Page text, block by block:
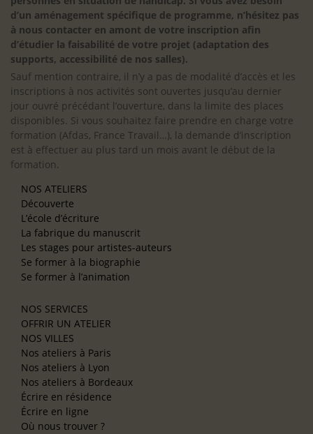
d’un aménagement spécifique de programme, n’hésitez pas
à nous contacter en amont de votre inscription afin
d’étudier la faisabilité de votre projet (adaptation des
supports, accessibilité de nos salles).
Sauf mention contraire, il n’y a pas de modalité d’accès et les
inscriptions à nos activités sont ouvertes jusqu’au dernier
jour ouvré précédant l’ouverture, dans la limite des places
disponibles. Si vous souhaitez faire prendre en charge votre
formation (Afdas, France Travail…), la demande d’inscription
est à effectuer au plus tard un mois avant le début de la
formation.
NOS ATELIERS
Découverte
L’école d’écriture
La fabrique du manuscrit
Les stages pour artistes-auteurs
Se former à la biographie
Se former à l’animation
NOS SERVICES
OFFRIR UN ATELIER
NOS VILLES
Nos ateliers à Paris
Nos ateliers à Lyon
Nos ateliers à Bordeaux
Écrire en résidence
Écrire en ligne
Où nous trouver ?